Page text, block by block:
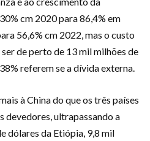
cm 2020 para 86,4% em
56,6% cm 2022, mas o custo
de perto de 13 mil milhões de
referem se a dívida externa.
à China do que os três países
devedores, ultrapassando a
dólares da Etiópia, 9,8 mil